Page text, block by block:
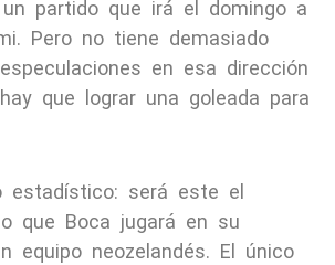
partido que irá el domingo a
Pero no tiene demasiado
en esa dirección
que lograr una goleada para
estadístico: será este el
que Boca jugará en su
equipo neozelandés. El único